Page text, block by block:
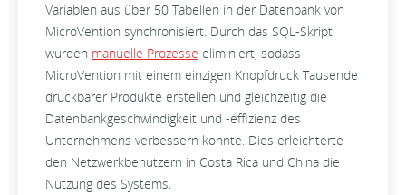
Variablen aus über 50 Tabellen in der Datenbank von
MicroVention synchronisiert. Durch das SQL-Skript
wurden manuelle Prozesse eliminiert, sodass
MicroVention mit einem einzigen Knopfdruck Tausende
druckbarer Produkte erstellen und gleichzeitig die
Datenbankgeschwindigkeit und -effizienz des
Unternehmens verbessern konnte. Dies erleichterte
den Netzwerkbenutzern in Costa Rica und China die
Nutzung des Systems.